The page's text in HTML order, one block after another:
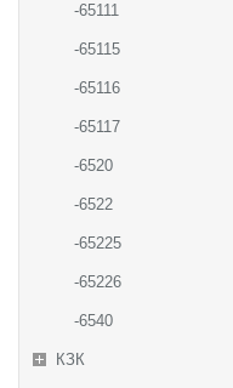
-65111
-65115
-65116
-65117
-6520
-6522
-65225
-65226
-6540
КЗК